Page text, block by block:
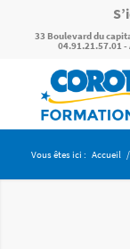
33 Boulevard du
04.91.21.57.01 -
Vous êtes ici : Accueil /